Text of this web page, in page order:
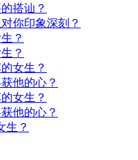
搭讪？
你印象深刻？
？
？
女生？
他的心？
女生？
他的心？
生？